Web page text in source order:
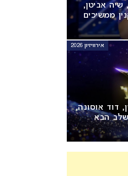
שיה אביטן,
ממשיכים
אירוויזיון 2026
דוד אוסונה,
הבא